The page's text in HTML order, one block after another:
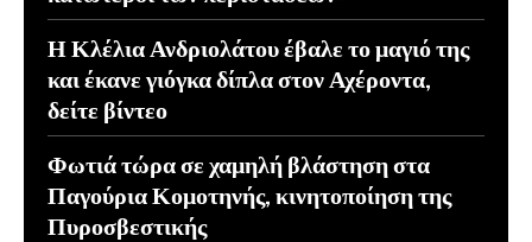
Η Κλέλια Ανδριολάτου έβαλε το μαγιό της
και έκανε γιόγκα δίπλα στον Αχέροντα,
δείτε βίντεο
Φωτιά τώρα σε χαμηλή βλάστηση στα
Παγούρια Κομοτηνής, κινητοποίηση της
Πυροσβεστικής